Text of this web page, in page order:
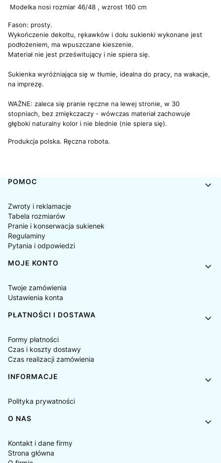
Modelka nosi rozmiar 46/48 , wzrost 160 cm
Fason: prosty.
Wykończenie dekoltu, rękawków i dołu sukienki wykonane jest
podłożeniem, ma wpuszczane kieszenie.
Materiał nie jest prześwitujący i nie spiera się.
Sukienka wyróżniająca się w tłumie, idealna do pracy, na wakacje,
na imprezę.
WAŻNE: zaleca się pranie ręczne na lewej stronie, w 30
stopniach, bez zmiękczaczy - wówczas materiał zachowuje
głęboki naturalny kolor i nie blednie (nie spiera się).
Produkcja polska. Ręczna robota.
Linki w stopce
POMOC
Zwroty i reklamacje
Tabela rozmiarów
Pranie i konserwacja sukienek
Regulaminy
Pytania i odpowiedzi
MOJE KONTO
Twoje zamówienia
Ustawienia konta
PŁATNOŚCI I DOSTAWA
Formy płatności
Czas i koszty dostawy
Czas realizacji zamówienia
INFORMACJE
Polityka prywatności
O NAS
Kontakt i dane firmy
Strona główna